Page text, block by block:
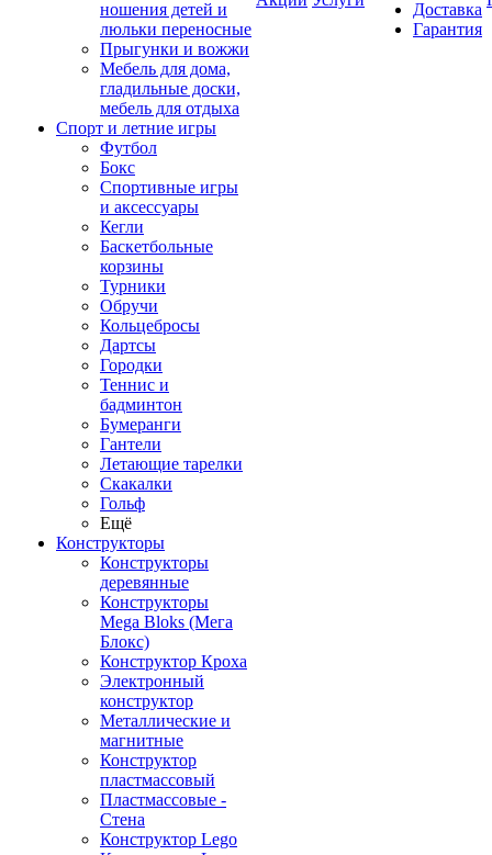
ношения детей и
люльки переносные
Прыгунки и вожжи
Мебель для дома,
гладильные доски,
мебель для отдыха
Спорт и летние игры
Футбол
Бокс
Спортивные игры
и аксессуары
Кегли
Баскетбольные
корзины
Турники
Обручи
Кольцебросы
Дартсы
Городки
Теннис и
бадминтон
Бумеранги
Гантели
Летающие тарелки
Скакалки
Гольф
Ещё
Конструкторы
Конструкторы
деревянные
Конструкторы
Mega Bloks (Мега
Блокс)
Конструктор Кроха
Электронный
конструктор
Металлические и
магнитные
Конструктор
пластмассовый
Пластмассовые -
Стена
Конструктор Lego
Доставка
Гарантия